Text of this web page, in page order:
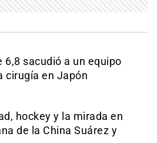
6,8 sacudió a un equipo
cirugía en Japón
hockey y la mirada en
de la China Suárez y